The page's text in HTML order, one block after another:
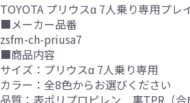
TOYOTA プリウスα 7人乗り専用プレ
■メーカー品番
zsfm-ch-priusa7
■商品内容
サイズ：プリウスα 7人乗り専用
カラー：全8色からお選びください
品質：表ポリプロピレン 裏TPR（合